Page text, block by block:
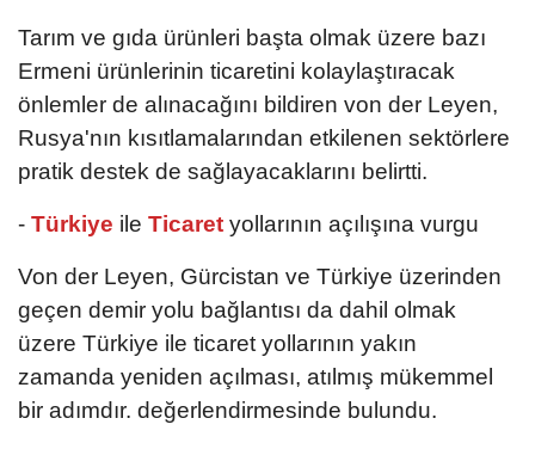
Tarım ve gıda ürünleri başta olmak üzere bazı
Ermeni ürünlerinin ticaretini kolaylaştıracak
önlemler de alınacağını bildiren von der Leyen,
Rusya'nın kısıtlamalarından etkilenen sektörlere
pratik destek de sağlayacaklarını belirtti.
- Türkiye ile Ticaret yollarının açılışına vurgu
Von der Leyen, Gürcistan ve Türkiye üzerinden
geçen demir yolu bağlantısı da dahil olmak
üzere Türkiye ile ticaret yollarının yakın
zamanda yeniden açılması, atılmış mükemmel
bir adımdır. değerlendirmesinde bulundu.